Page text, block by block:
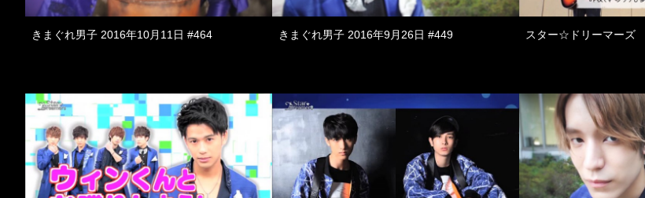
きまぐれ男子 2016年10月11日 #464 きまぐれ男子 2016年9月26日 #449 スター☆ドリーマーズ